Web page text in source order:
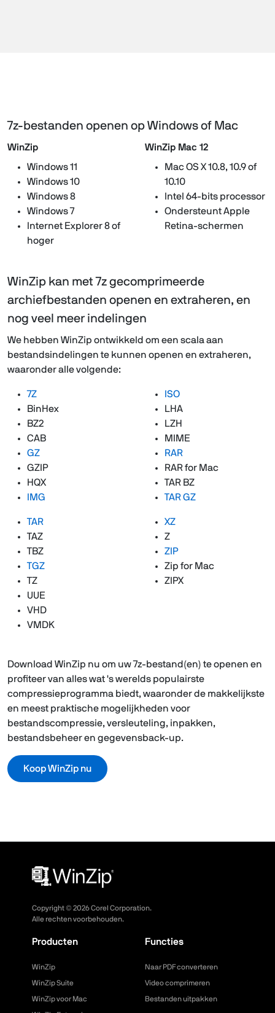
7z-bestanden openen op Windows of Mac
WinZip
Windows 11
Windows 10
Windows 8
Windows 7
Internet Explorer 8 of
hoger
WinZip Mac 12
Mac OS X 10.8, 10.9 of
10.10
Intel 64-bits processor
Ondersteunt Apple
Retina-schermen
WinZip kan met 7z gecomprimeerde
archiefbestanden openen en extraheren, en
nog veel meer indelingen
We hebben WinZip ontwikkeld om een scala aan
bestandsindelingen te kunnen openen en extraheren,
waaronder alle volgende:
7Z
BinHex
BZ2
CAB
GZ
GZIP
HQX
IMG
ISO
LHA
LZH
MIME
RAR
RAR for Mac
TAR BZ
TAR GZ
TAR
TAZ
TBZ
TGZ
TZ
UUE
VHD
VMDK
XZ
Z
ZIP
Zip for Mac
ZIPX
Download WinZip nu om uw 7z-bestand(en) te openen en
profiteer van alles wat 's werelds populairste
compressieprogramma biedt, waaronder de makkelijkste
en meest praktische mogelijkheden voor
bestandscompressie, versleuteling, inpakken,
bestandsbeheer en gegevensback-up.
Koop WinZip nu
Copyright © 2026Corel Corporation.
Alle rechten voorbehouden.
Producten
WinZip
WinZip Suite
WinZip voor Mac
Functies
Naar PDF converteren
Video comprimeren
Bestanden uitpakken